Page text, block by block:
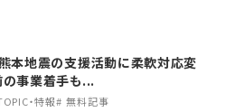
本地震の支援活動に柔軟対応変
事業着手も...
・特報 無料記事